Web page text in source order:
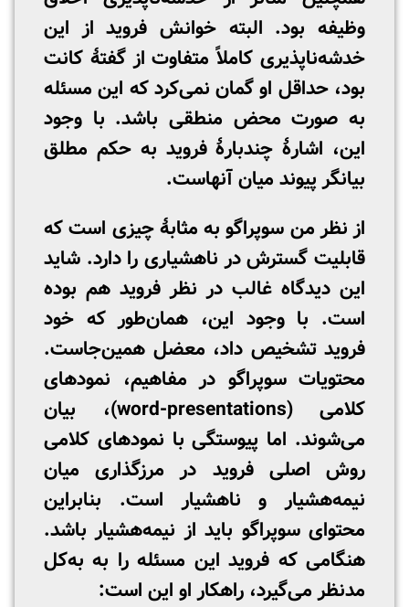
وظیفه بود. البته خوانش فروید از این
خدشه‌ناپذیری کاملاً متفاوت از گفتۀ کانت
بود، حداقل او گمان نمی‌کرد که این مسئله
به صورت محض منطقی باشد. با وجود
این، اشارۀ چندبارۀ فروید به حکم مطلق
بیانگر پیوند میان آنهاست.
از نظر من سوپراگو به مثابۀ چیزی است که
قابلیت گسترش در ناهشیاری را دارد. شاید
این دیدگاه غالب در نظر فروید هم بوده
است. با وجود این، همان‌طور که خود
فروید تشخیص داد، معضل همین‌جاست.
محتویات سوپراگو در مفاهیم، نمودهای
کلامی (word-presentations)، بیان
می‌شوند. اما پیوستگی با نمودهای کلامی
روش اصلی فروید در مرزگذاری میان
نیمه‌هشیار و ناهشیار است. بنابراین
محتوای سوپراگو باید از نیمه‌هشیار باشد.
هنگامی که فروید این مسئله را به به‌کل
مدنظر می‌گیرد، راهکار او این است: